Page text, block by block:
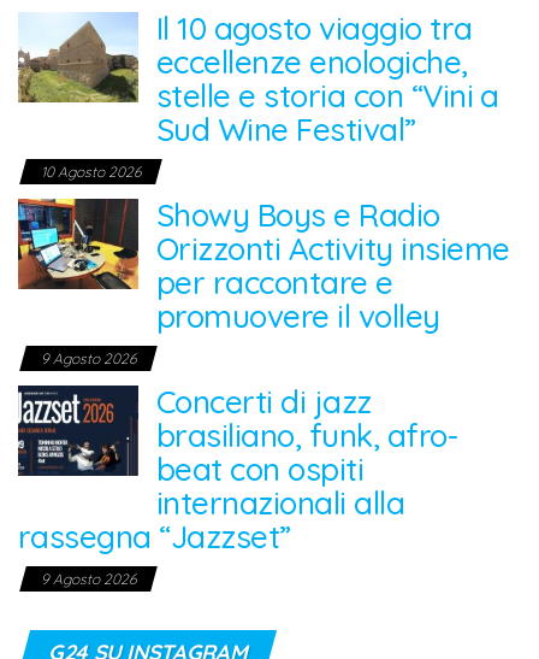
Il 10 agosto viaggio tra
eccellenze enologiche,
stelle e storia con “Vini a
Sud Wine Festival”
10 Agosto 2026
Showy Boys e Radio
Orizzonti Activity insieme
per raccontare e
promuovere il volley
9 Agosto 2026
Concerti di jazz
brasiliano, funk, afro-
beat con ospiti
internazionali alla
rassegna “Jazzset”
9 Agosto 2026
G24 SU INSTAGRAM